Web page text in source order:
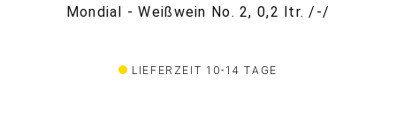
Mondial - Weißwein No. 2, 0,2 ltr. /-/
LIEFERZEIT 10-14 TAGE